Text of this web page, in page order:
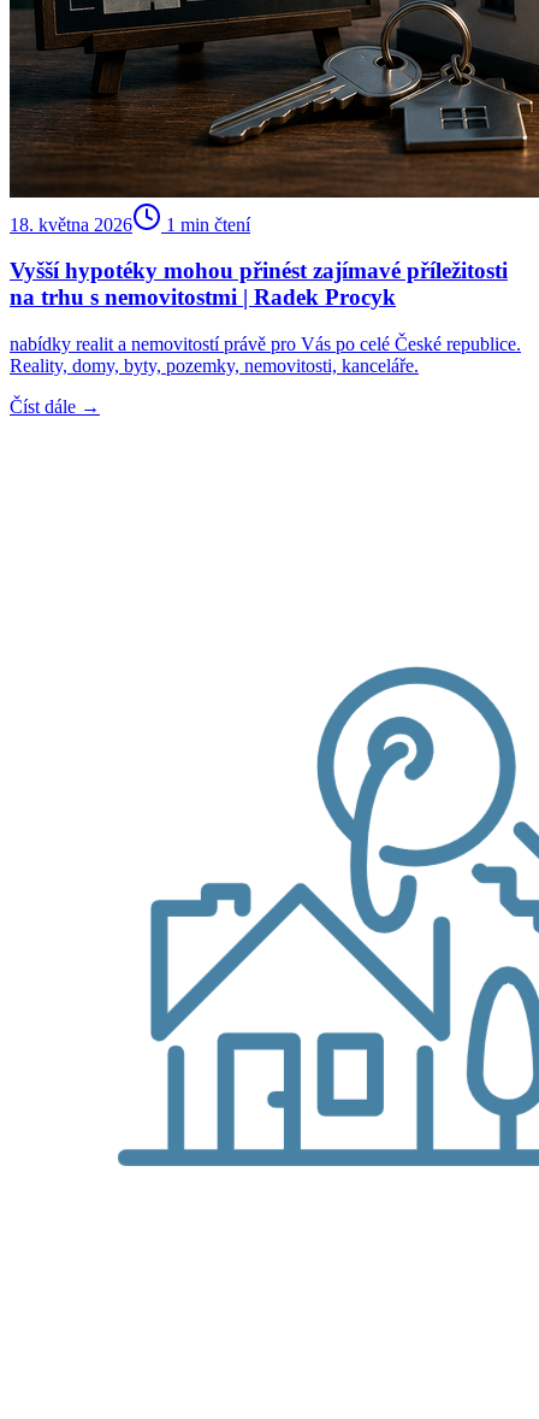
18. května 2026 1 min čtení
Vyšší hypotéky mohou přinést zajímavé příležitosti
na trhu s nemovitostmi | Radek Procyk
nabídky realit a nemovitostí právě pro Vás po celé České republice.
Reality, domy, byty, pozemky, nemovitosti, kanceláře.
Číst dále →